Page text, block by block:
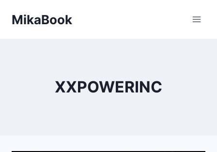
MikaBook
XXPOWERINC